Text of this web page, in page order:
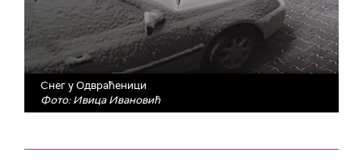
Снег у Одвраћеници
Фото: Ивица Ивановић